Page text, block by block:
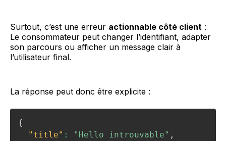
Surtout, c’est une erreur actionnable côté client :
Le consommateur peut changer l’identifiant, adapter
son parcours ou afficher un message clair à
l’utilisateur final.
La réponse peut donc être explicite :
{
"title" : "Hello introuvable" ,